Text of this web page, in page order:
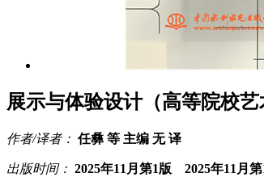
展示与体验设计（高等院校艺
作者/译者： 任彝 等 主编 无 译
出版时间： 2025年11月第1版 2025年11月第